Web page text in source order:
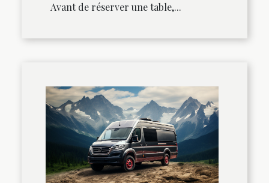
Avant de réserver une table,...